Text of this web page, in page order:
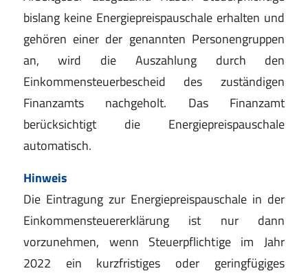
bislang keine Energiepreispauschale erhalten und
gehören einer der genannten Personengruppen
an, wird die Auszahlung durch den
Einkommensteuerbescheid des zuständigen
Finanzamts nachgeholt. Das Finanzamt
berücksichtigt die Energiepreispauschale
automatisch.
Hinweis
Die Eintragung zur Energiepreispauschale in der
Einkommensteuererklärung ist nur dann
vorzunehmen, wenn Steuerpflichtige im Jahr
2022 ein kurzfristiges oder geringfügiges